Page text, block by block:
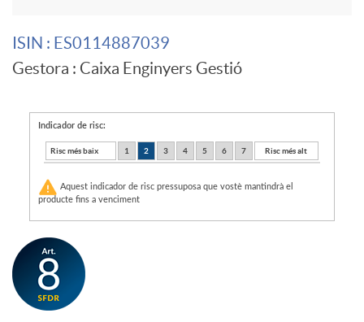
C
I
M
2
0
o
n
d
e
ISIN : ES0114887039
Gestora : Caixa Enginyers Gestió
Indicador de risc:
Risc més baix 1 2 3 4 5 6 7 Risc més alt
Aquest indicador de risc pressuposa que vostè mantindrà el
producte fins a venciment